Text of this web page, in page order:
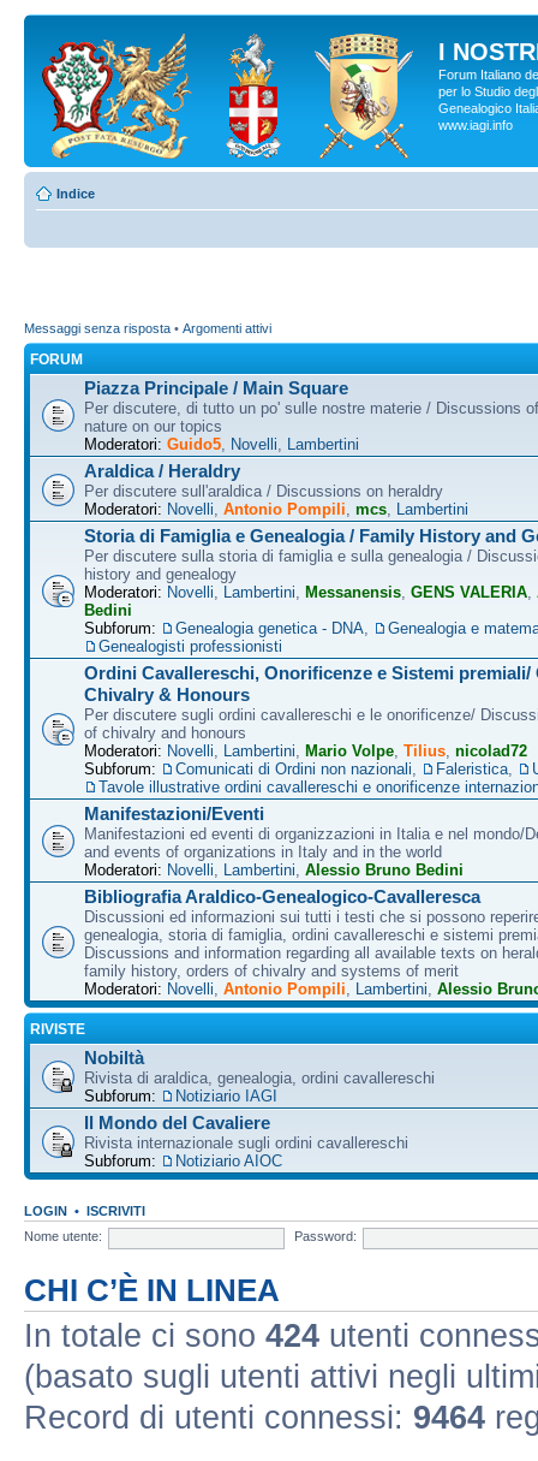
I
Forum Italiano
per lo Studio
Genealogico
www.iagi.info
Indice
Messaggi senza risposta • Argomenti attivi
FORUM
Piazza Principale / Main Square
Per discutere, di tutto un po' sulle nostre materie / Discussions
nature on our topics
Moderatori: Guido5 Novelli Lambertini
Araldica / Heraldry
Per discutere sull'araldica / Discussions on heraldry
Moderatori: Novelli Antonio Pompili mcs Lambertini
Storia di Famiglia e Genealogia / Family History and
Per discutere sulla storia di famiglia e sulla genealogia /
history and genealogy
Moderatori: Novelli Lambertini Messanensis GENS VALERIA
Bedini
Subforum:
Genealogia genetica - DNA
Genealogia e
Genealogisti professionisti
Ordini Cavallereschi, Onorificenze e Sistemi premiali/
Chivalry & Honours
Per discutere sugli ordini cavallereschi e le onorificenze/
of chivalry and honours
Moderatori: Novelli Lambertini Mario Volpe Tilius nicolad72
Subforum:
Comunicati di Ordini non nazionali Faleristica
Tavole illustrative ordini cavallereschi e onorificenze
Manifestazioni/Eventi
Manifestazioni ed eventi di organizzazioni in Italia e nel mondo/
and events of organizations in Italy and in the world
Moderatori: Novelli Lambertini Alessio Bruno Bedini
Bibliografia Araldico-Genealogico-Cavalleresca
Discussioni ed informazioni sui tutti i testi che si possono
genealogia, storia di famiglia, ordini cavallereschi e sistemi
Discussions and information regarding all available texts on
family history, orders of chivalry and systems of merit
Moderatori: Novelli Antonio Pompili Lambertini Alessio
RIVISTE
Nobiltà
Rivista di araldica, genealogia, ordini cavallereschi
Subforum:
Notiziario IAGI
Il Mondo del Cavaliere
Rivista internazionale sugli ordini cavallereschi
Subforum:
Notiziario AIOC
LOGIN • ISCRIVITI
Nome utente:
Password:
CHI C’È IN LINEA
In totale ci sono 424 utenti
(basato sugli utenti attivi negli
Record di utenti connessi: 9464